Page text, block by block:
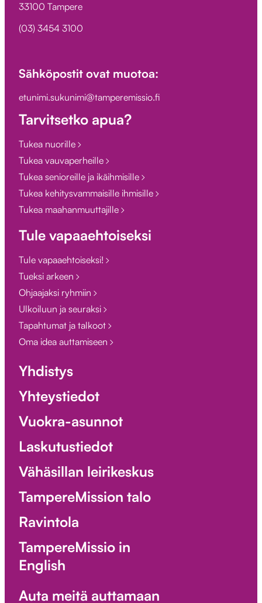
33100 Tampere
(03) 3454 3100
Sähköpostit ovat muotoa:
etunimi.sukunimi@tamperemissio.fi
Tarvitsetko apua?
Tukea nuorille
Tukea vauvaperheille
Tukea senioreille ja ikäihmisille
Tukea kehitysvammaisille ihmisille
Tukea maahanmuuttajille
Tule vapaaehtoiseksi
Tule vapaaehtoiseksi!
Tueksi arkeen
Ohjaajaksi ryhmiin
Ulkoiluun ja seuraksi
Tapahtumat ja talkoot
Oma idea auttamiseen
Yhdistys
Yhteystiedot
Vuokra-asunnot
Laskutustiedot
Vähäsillan leirikeskus
TampereMission talo
Ravintola
TampereMissio in
English
Auta meitä auttamaan